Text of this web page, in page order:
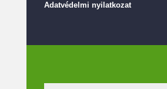
Adatvédelmi nyilatkozat